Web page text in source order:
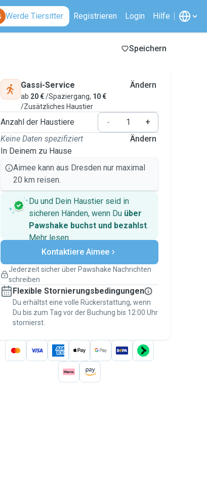
Werde Tiersitter Registrieren Login Hilfe
Speichern
Gassi-Service
ab 20 €/Spaziergang, 10 €
/Zusätzliches Haustier
Ändern
Anzahl der Haustiere -
+
Keine Daten spezifiziert
In Deinem zu Hause
Ändern
Aimee kann aus Dresden nur maximal
20 km reisen.
Du und Dein Haustier seid in
sicheren Händen, wenn Du über
Pawshake buchst und bezahlst.
Mehr lesenSichere Zahlungen
Unterstützung, falls sich Deine
Versicherte Buchungen
Erledige alles über Pawshake – von der
ersten Nachricht bis zur Bezahlung –, um
über die Pawshake-Garantieabgesichert zu
sein
Kontaktiere Aimee
Jederzeit sicher über Pawshake Nachrichten
schreiben
Flexible Stornierungsbedingungen
Du erhältst eine volle Rückerstattung, wenn
Du bis zum Tag vor der Buchung bis 12:00 Uhr
stornierst.